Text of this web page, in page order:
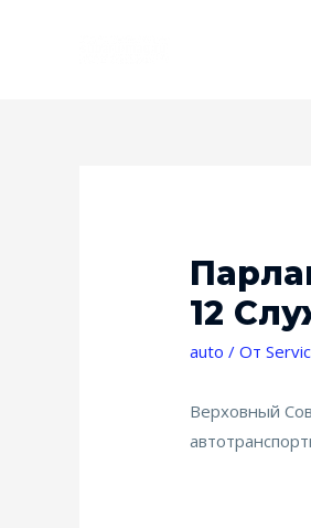
12
auto / От
Верховный